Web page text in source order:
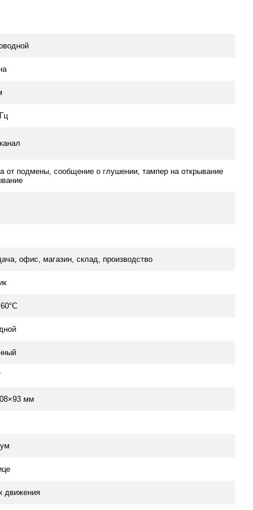
от подмены, сообщение о глушении, тампер на открывание
офис, магазин, склад, производство
мм
движения